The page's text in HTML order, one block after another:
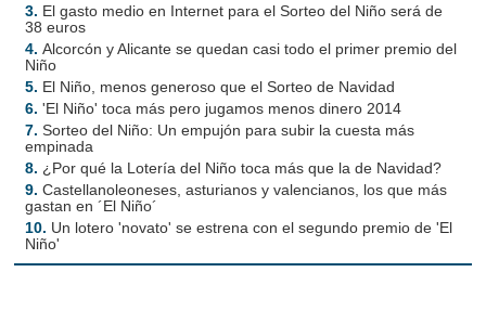
3. El gasto medio en Internet para el Sorteo del Niño será de
38 euros
4.Alcorcón y Alicante se quedan casi todo el primer premio del
Niño
5. El Niño, menos generoso que el Sorteo de Navidad
6.'El Niño' toca más pero jugamos menos dinero 2014
7.Sorteo del Niño: Un empujón para subir la cuesta más
empinada
8. ¿Por qué la Lotería del Niño toca más que la de Navidad?
9.Castellanoleoneses, asturianos y valencianos, los que más
gastan en ´El Niño´
10. Un lotero 'novato' se estrena con el segundo premio de 'El
Niño'